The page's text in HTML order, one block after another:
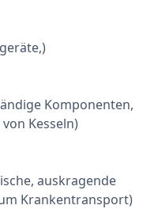
Komponenten,
Kesseln)
auskragende
Krankentransport)